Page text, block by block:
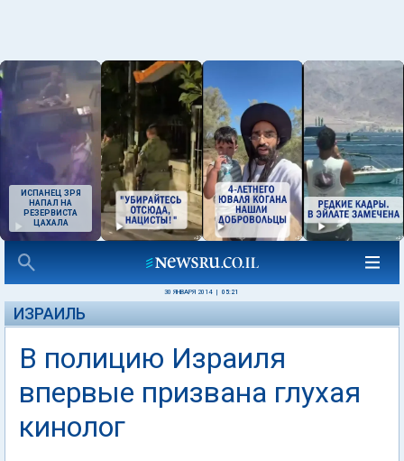
ИСПАНЕЦ ЗРЯ
НАПАЛ НА
РЕЗЕРВИСТА
ЦАХАЛА
30 ЯНВАРЯ 2014 05:21
ИЗРАИЛЬ
В полицию Израиля
впервые призвана глухая
кинолог